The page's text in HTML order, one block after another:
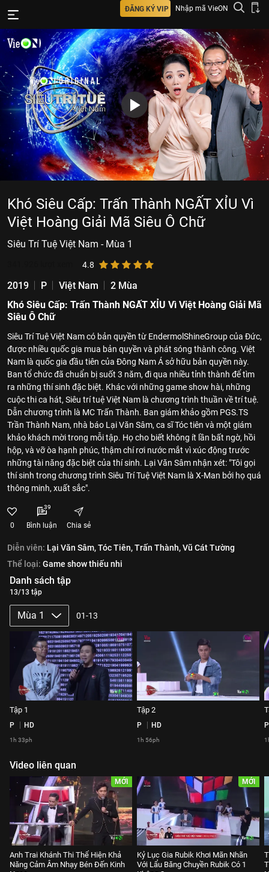
ĐĂNG KÝ VIP Nhập mã VieON
Khó Siêu Cấp: Trấn Thành NGẤT XỈU Vì
Việt Hoàng Giải Mã Siêu Ô Chữ
Siêu Trí Tuệ Việt Nam - Mùa 1
4.8
2019 P Việt Nam
2 Mùa
Khó Siêu Cấp: Trấn Thành NGẤT XỈU Vì Việt Hoàng Giải Mã
Siêu Ô Chữ
Siêu Trí Tuệ Việt Nam có bản quyền từ EndermolShineGroup của Đức,
được nhiều quốc gia mua bản quyền và phát sóng thành công. Việt
Nam là quốc gia đầu tiên của Đông Nam Á sở hữu bản quyền này.
Ban tổ chức đã chuẩn bị suốt 3 năm, đi qua nhiều tỉnh thành để tìm
ra những thí sinh đặc biệt. Khác với những game show hài, những
cuộc thi ca hát, Siêu trí tuệ Việt Nam là chương trình thuần về trí tuệ.
Dẫn chương trình là MC Trấn Thành. Ban giám khảo gồm PGS.TS
Trần Thành Nam, nhà báo Lại Văn Sâm, ca sĩ Tóc tiên và một giám
khảo khách mời trong mỗi tập. Họ cho biết không ít lần bất ngờ, hồi
hộp, và vỡ òa hạnh phúc, thậm chí rơi nước mắt vì xúc động trước
những tài năng đặc biệt của thí sinh. Lại Văn Sâm nhận xét: "Tôi gọi
thí sinh trong chương trình Siêu Trí Tuệ Việt Nam là X-Man bởi họ quá
thông minh, xuất sắc".
0
39
Bình luận Chia sẻ
Diễn viên: Lại Văn Sâm,Tóc Tiên,Trấn Thành,Vũ Cát Tường
Thể loại: Game show thiếu nhi
Danh sách tập
13/13 tập
Mùa 1 01-13
Tập 1
P HD
1h 33ph
Tập 2
P HD
1h 56ph
P
Video liên quan
MỚI
Anh Trai Khánh Thi Thể Hiện Khả
Năng Cảm Âm Nhạy Bén Đến Kinh
MỚI
Kỷ Lục Gia Rubik Khơi Mãn Nhãn
Với Lẩu Băng Chuyền Rubik Có 1